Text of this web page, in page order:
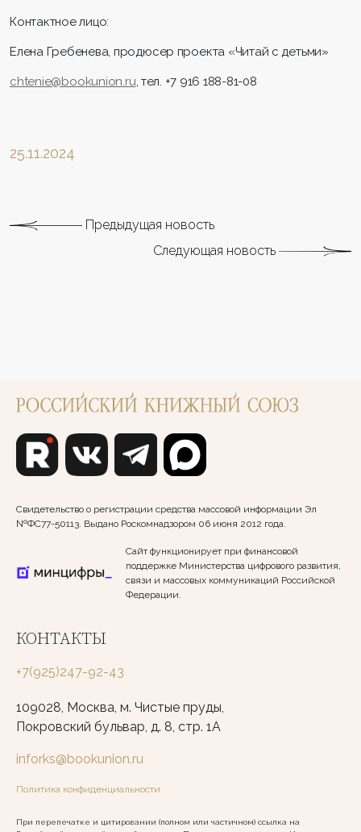
Контактное лицо:
Елена Гребенева, продюсер проекта «Читай с детьми»
chtenie@bookunion.ru, тел. +7 916 188-81-08
25.11.2024
Предыдущая новость
Следующая новость
Свидетельство о регистрации средства массовой информации Эл
№ФС77-50113. Выдано Роскомнадзором 06 июня 2012 года.
Сайт функционирует при финансовой
поддержке Министерства цифрового развития,
связи и массовых коммуникаций Российской
Федерации.
КОНТАКТЫ
+7(925)247-92-43
109028, Москва, м. Чистые пруды,
Покровский бульвар, д. 8, стр. 1А
inforks@bookunion.ru
Политика конфиденциальности
При перепечатке и цитировании (полном или частичном) ссылка на